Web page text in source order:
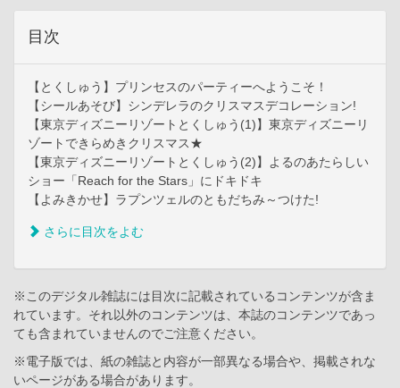
目次
【とくしゅう】プリンセスのパーティーへようこそ！
【シールあそび】シンデレラのクリスマスデコレーション!
【東京ディズニーリゾートとくしゅう(1)】東京ディズニーリ
ゾートできらめきクリスマス★
【東京ディズニーリゾートとくしゅう(2)】よるのあたらしい
ショー「Reach for the Stars」にドキドキ
【よみきかせ】ラプンツェルのともだちみ～つけた!
さらに目次をよむ
※このデジタル雑誌には目次に記載されているコンテンツが含ま
れています。それ以外のコンテンツは、本誌のコンテンツであっ
ても含まれていませんのでご注意ください。
※電子版では、紙の雑誌と内容が一部異なる場合や、掲載されな
いページがある場合があります。